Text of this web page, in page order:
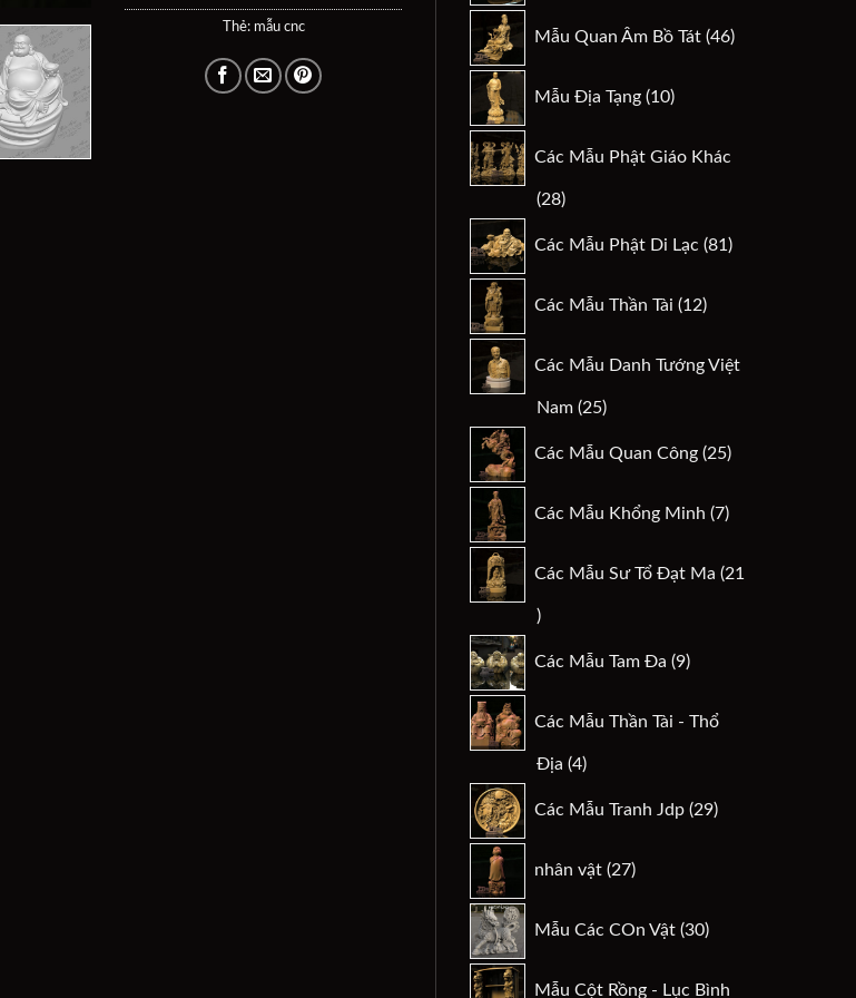
Thẻ: mẫu cnc
Mẫu Quan Âm Bồ Tát 46
sản
Mẫu Địa Tạng 10
sản
Các Mẫu Phật Giáo Khác
2828
phẩm
Các Mẫu Phật Di Lạc 81
sản
Các Mẫu Thần Tài
12
sản
Các Mẫu Danh Tướng Việt
Nam 2525
phẩm
Các Mẫu Quan Công 25
sản
Các Mẫu Khổng Minh 7
sản
Các Mẫu Sư Tổ Đạt Ma
21
21
phẩm
Các Mẫu Tam Đa 9
sản
Các Mẫu Thần Tài - Thổ
Địa 44
phẩm
Các Mẫu Tranh Jdp 29
sản
nhân vật 27
sản
Mẫu Các COn Vật 30
sản
Mẫu Cột Rồng - Lục Bình